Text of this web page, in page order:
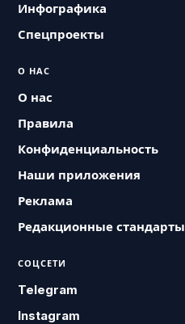
Инфографика
Спецпроекты
О НАС
О нас
Правила
Конфиденциальность
Наши приложения
Реклама
Редакционные стандарты
СОЦСЕТИ
Telegram
Instagram